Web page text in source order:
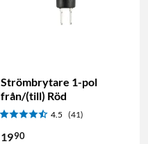
Strömbrytare 1-pol
från/(till) Röd
4.5 (41)
1990